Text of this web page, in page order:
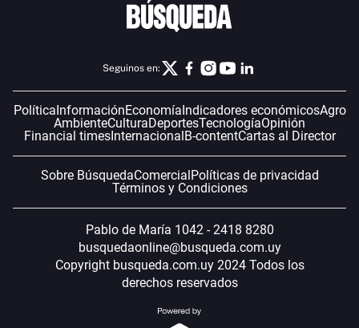
Seguinos en:
PolíticaInformaciónEconomíaIndicadores económicosAgro
AmbienteCulturaDeportesTecnologíaOpinión
Financial timesInternacionalB-contentCartas al Director
Sobre BúsquedaComercialPolíticas de privacidad
Términos y Condiciones
Pablo de María 1042 - 2418 8280
busquedaonline@busqueda.com.uy
Copyright busqueda.com.uy 2024 Todos los
derechos reservados